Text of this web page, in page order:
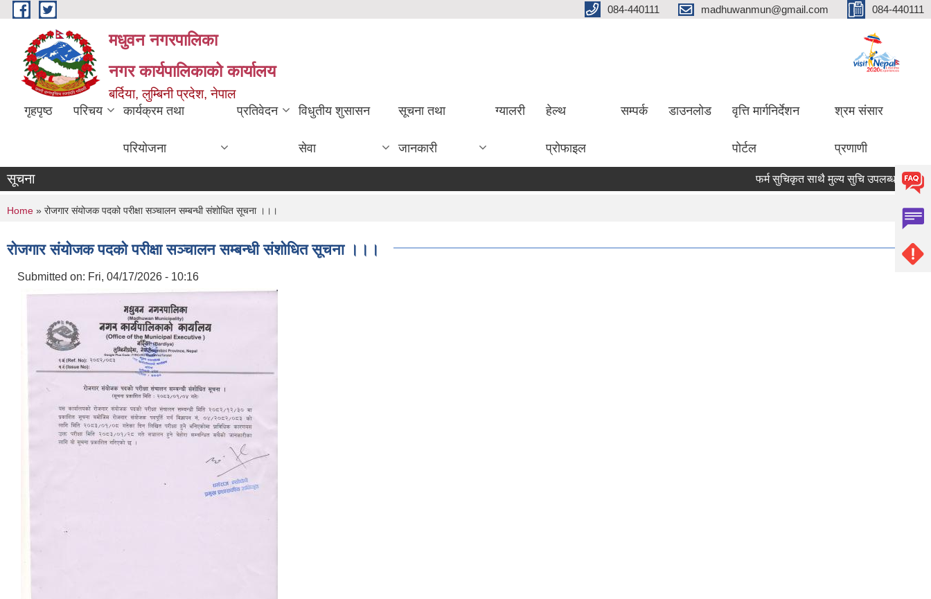
Skip to main content 084-440111 madhuwanmun@gmail.com 084-440111
मधुवन नगरपालिका
नगर कार्यपालिकाको कार्यालय
बर्दिया, लुम्बिनी प्रदेश, नेपाल
गृहपृष्ठ परिचय कार्यक्रम तथा
परियोजना
प्रतिवेदन विधुतीय शुसासन
सेवा
सूचना तथा
जानकारी
ग्यालरी हेल्थ
प्रोफाइल
सम्पर्क डाउनलोड वृत्ति मार्गनिर्देशन
पोर्टल
श्रम संसार
प्रणाणी
सूचना फर्म सुचिकृत साथै मुल्य सुचि उपलब्ध गराउने
You are here
Home » रोजगार संयोजक पदको परीक्षा सञ्चालन सम्बन्धी संशोधित सूचना ।।।
रोजगार संयोजक पदको परीक्षा सञ्चालन सम्बन्धी संशोधित सूचना ।।।
Submitted on: Fri, 04/17/2026 - 10:16